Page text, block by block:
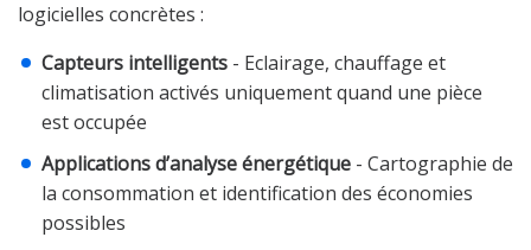
logicielles concrètes :
Capteurs intelligents - Eclairage, chauffage et
climatisation activés uniquement quand une pièce
est occupée
Applications d’analyse énergétique - Cartographie de
la consommation et identification des économies
possibles